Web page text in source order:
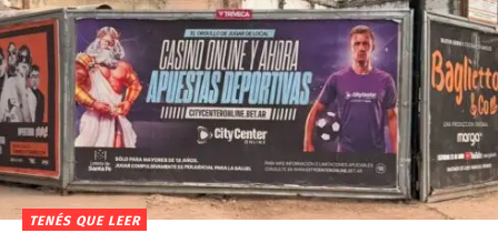
TENÉS QUE LEER